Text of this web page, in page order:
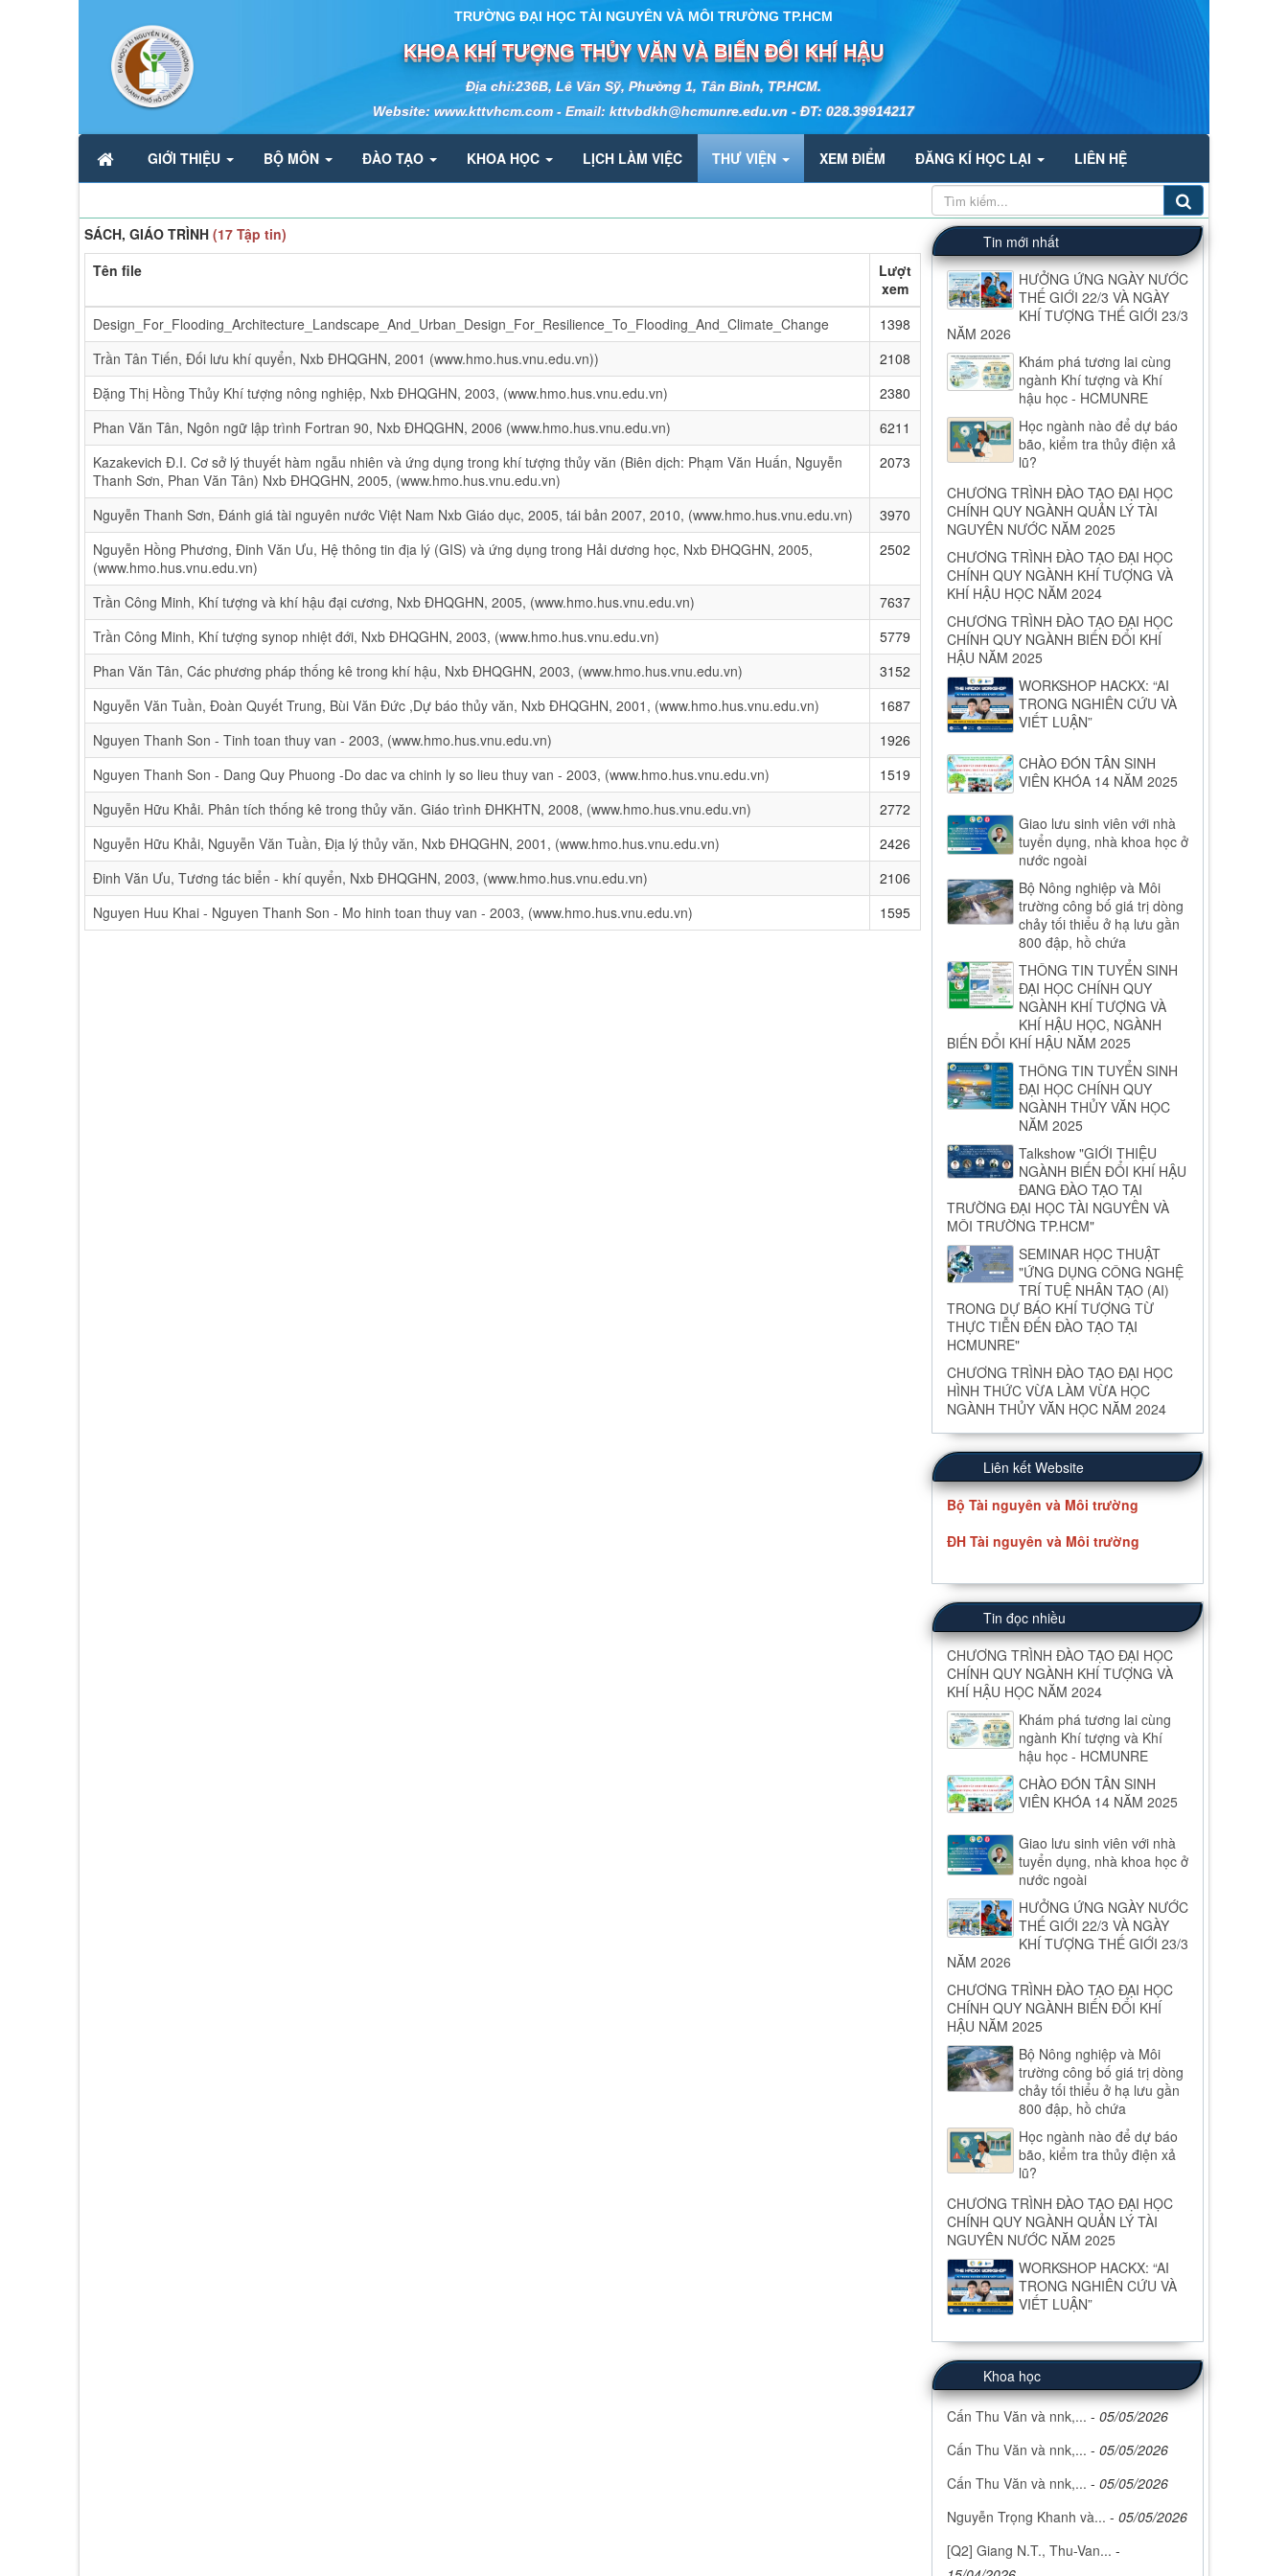
TRƯỜNG ĐẠI HỌC TÀI NGUYÊN VÀ MÔI TRƯỜNG TP.HCM
KHOA KHÍ TƯỢNG THỦY VĂN VÀ BIẾN ĐỔI KHÍ HẬU
Địa chỉ:236B, Lê Văn Sỹ, Phường 1, Tân Bình, TP.HCM.
Website: www.kttvhcm.com - Email: kttvbdkh@hcmunre.edu.vn - ĐT: 028.39914217
GIỚI THIỆU BỘ MÔN ĐÀO TẠO KHOA HỌC LỊCH LÀM VIỆC THƯ VIỆN XEM ĐIỂM ĐĂNG KÍ HỌC LẠI LIÊN HỆ
SÁCH, GIÁO TRÌNH (17 Tập tin)
Tên file
Lượt
xem
Design_For_Flooding_Architecture_Landscape_And_Urban_Design_For_Resilience_To_Flooding_And_Climate_Change
1398
Trần Tân Tiến, Đối lưu khí quyển, Nxb ĐHQGHN, 2001 (www.hmo.hus.vnu.edu.vn))
2108
Đặng Thị Hồng Thủy Khí tượng nông nghiệp, Nxb ĐHQGHN, 2003, (www.hmo.hus.vnu.edu.vn)
2380
Phan Văn Tân, Ngôn ngữ lập trình Fortran 90, Nxb ĐHQGHN, 2006 (www.hmo.hus.vnu.edu.vn)
6211
Kazakevich Đ.I. Cơ sở lý thuyết hàm ngẫu nhiên và ứng dụng trong khí tượng thủy văn (Biên dịch: Phạm Văn Huấn, Nguyễn
Thanh Sơn, Phan Văn Tân) Nxb ĐHQGHN, 2005, (www.hmo.hus.vnu.edu.vn)
2073
Nguyễn Thanh Sơn, Đánh giá tài nguyên nước Việt Nam Nxb Giáo dục, 2005, tái bản 2007, 2010, (www.hmo.hus.vnu.edu.vn)
3970
Nguyễn Hồng Phương, Đinh Văn Ưu, Hệ thông tin địa lý (GIS) và ứng dụng trong Hải dương học, Nxb ĐHQGHN, 2005,
(www.hmo.hus.vnu.edu.vn)
2502
Trần Công Minh, Khí tượng và khí hậu đại cương, Nxb ĐHQGHN, 2005, (www.hmo.hus.vnu.edu.vn)
7637
Trần Công Minh, Khí tượng synop nhiệt đới, Nxb ĐHQGHN, 2003, (www.hmo.hus.vnu.edu.vn)
5779
Phan Văn Tân, Các phương pháp thống kê trong khí hậu, Nxb ĐHQGHN, 2003, (www.hmo.hus.vnu.edu.vn)
3152
Nguyễn Văn Tuần, Đoàn Quyết Trung, Bùi Văn Đức ,Dự báo thủy văn, Nxb ĐHQGHN, 2001, (www.hmo.hus.vnu.edu.vn)
1687
Nguyen Thanh Son - Tinh toan thuy van - 2003, (www.hmo.hus.vnu.edu.vn)
1926
Nguyen Thanh Son - Dang Quy Phuong -Do dac va chinh ly so lieu thuy van - 2003, (www.hmo.hus.vnu.edu.vn)
1519
Nguyễn Hữu Khải. Phân tích thống kê trong thủy văn. Giáo trình ĐHKHTN, 2008, (www.hmo.hus.vnu.edu.vn)
2772
Nguyễn Hữu Khải, Nguyễn Văn Tuần, Địa lý thủy văn, Nxb ĐHQGHN, 2001, (www.hmo.hus.vnu.edu.vn)
2426
Đinh Văn Ưu, Tương tác biển - khí quyển, Nxb ĐHQGHN, 2003, (www.hmo.hus.vnu.edu.vn)
2106
Nguyen Huu Khai - Nguyen Thanh Son - Mo hinh toan thuy van - 2003, (www.hmo.hus.vnu.edu.vn)
1595
Tin mới nhất
HƯỞNG ỨNG NGÀY NƯỚC
THẾ GIỚI 22/3 VÀ NGÀY
KHÍ TƯỢNG THẾ GIỚI 23/3
NĂM 2026
Khám phá tương lai cùng
ngành Khí tượng và Khí
hậu học - HCMUNRE
Học ngành nào để dự báo
bão, kiểm tra thủy điện xả
lũ?
CHƯƠNG TRÌNH ĐÀO TẠO ĐẠI HỌC
CHÍNH QUY NGÀNH QUẢN LÝ TÀI
NGUYÊN NƯỚC NĂM 2025
CHƯƠNG TRÌNH ĐÀO TẠO ĐẠI HỌC
CHÍNH QUY NGÀNH KHÍ TƯỢNG VÀ
KHÍ HẬU HỌC NĂM 2024
CHƯƠNG TRÌNH ĐÀO TẠO ĐẠI HỌC
CHÍNH QUY NGÀNH BIẾN ĐỔI KHÍ
HẬU NĂM 2025
WORKSHOP HACKX: “AI
TRONG NGHIÊN CỨU VÀ
VIẾT LUẬN”
CHÀO ĐÓN TÂN SINH
VIÊN KHÓA 14 NĂM 2025
Giao lưu sinh viên với nhà
tuyển dụng, nhà khoa học ở
nước ngoài
Bộ Nông nghiệp và Môi
trường công bố giá trị dòng
chảy tối thiểu ở hạ lưu gần
800 đập, hồ chứa
THÔNG TIN TUYỂN SINH
ĐẠI HỌC CHÍNH QUY
NGÀNH KHÍ TƯỢNG VÀ
KHÍ HẬU HỌC, NGÀNH
BIẾN ĐỔI KHÍ HẬU NĂM 2025
THÔNG TIN TUYỂN SINH
ĐẠI HỌC CHÍNH QUY
NGÀNH THỦY VĂN HỌC
NĂM 2025
Talkshow "GIỚI THIỆU
NGÀNH BIẾN ĐỔI KHÍ HẬU
ĐANG ĐÀO TẠO TẠI
TRƯỜNG ĐẠI HỌC TÀI NGUYÊN VÀ
MÔI TRƯỜNG TP.HCM"
SEMINAR HỌC THUẬT
"ỨNG DỤNG CÔNG NGHỆ
TRÍ TUỆ NHÂN TẠO (AI)
TRONG DỰ BÁO KHÍ TƯỢNG TỪ
THỰC TIỄN ĐẾN ĐÀO TẠO TẠI
HCMUNRE"
CHƯƠNG TRÌNH ĐÀO TẠO ĐẠI HỌC
HÌNH THỨC VỪA LÀM VỪA HỌC
NGÀNH THỦY VĂN HỌC NĂM 2024
Liên kết Website
Bộ Tài nguyên và Môi trường
ĐH Tài nguyên và Môi trường
Tin đọc nhiều
CHƯƠNG TRÌNH ĐÀO TẠO ĐẠI HỌC
CHÍNH QUY NGÀNH KHÍ TƯỢNG VÀ
KHÍ HẬU HỌC NĂM 2024
Khám phá tương lai cùng
ngành Khí tượng và Khí
hậu học - HCMUNRE
CHÀO ĐÓN TÂN SINH
VIÊN KHÓA 14 NĂM 2025
Giao lưu sinh viên với nhà
tuyển dụng, nhà khoa học ở
nước ngoài
HƯỞNG ỨNG NGÀY NƯỚC
THẾ GIỚI 22/3 VÀ NGÀY
KHÍ TƯỢNG THẾ GIỚI 23/3
NĂM 2026
CHƯƠNG TRÌNH ĐÀO TẠO ĐẠI HỌC
CHÍNH QUY NGÀNH BIẾN ĐỔI KHÍ
HẬU NĂM 2025
Bộ Nông nghiệp và Môi
trường công bố giá trị dòng
chảy tối thiểu ở hạ lưu gần
800 đập, hồ chứa
Học ngành nào để dự báo
bão, kiểm tra thủy điện xả
lũ?
CHƯƠNG TRÌNH ĐÀO TẠO ĐẠI HỌC
CHÍNH QUY NGÀNH QUẢN LÝ TÀI
NGUYÊN NƯỚC NĂM 2025
WORKSHOP HACKX: “AI
TRONG NGHIÊN CỨU VÀ
VIẾT LUẬN”
Khoa học
Cấn Thu Văn và nnk,... - 05/05/2026
Cấn Thu Văn và nnk,... - 05/05/2026
Cấn Thu Văn và nnk,... - 05/05/2026
Nguyễn Trọng Khanh và... - 05/05/2026
[Q2] Giang N.T., Thu-Van... -